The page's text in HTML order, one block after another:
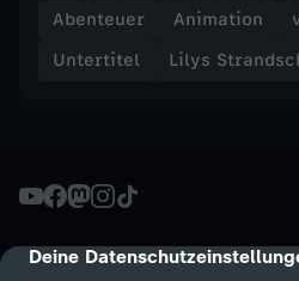
cmp-dialog-description
Deine
a
E
i
Abenteuer Animation
Untertitel
Lilys